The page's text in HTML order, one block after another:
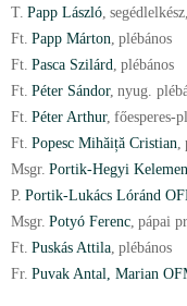
T. Papp László, segédlelkész,
Ft. Papp Márton, plébános
Ft. Pasca Szilárd, plébános
Ft. Péter Sándor, nyug.
Ft. Péter Arthur, főesperes-
Ft. Popesc Mihăiță Cristian,
Msgr. Portik-Hegyi Kelemen
P. Portik-Lukács Lóránd
Msgr. Potyó Ferenc, pápai
Ft. Puskás Attila, plébános
Fr. Puvak Antal, Marian